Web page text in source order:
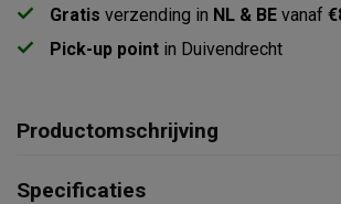
Gratis verzending in NL & BE vanaf
Pick-up point in Duivendrecht
Productomschrijving
Specificaties